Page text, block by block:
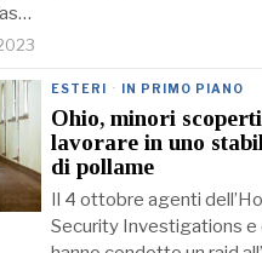
ESTERI · IN PRIMO PIANO
Ohio, minori
lavorare in uno
di pollame
Il 4 ottobre agenti
Security Investigations e